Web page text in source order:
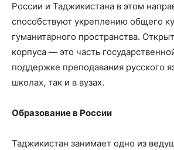
России и Таджикистана в этом
способствуют укреплению общего
гуманитарного пространства.
корпуса — это часть
поддержке преподавания русского
школах, так и в вузах.
Образование в России
Таджикистан занимает одно из